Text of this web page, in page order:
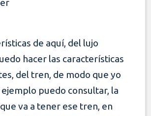
de aquí, del lujo
hacer las características
del tren, de modo que yo
puedo consultar, la
va a tener ese tren, en